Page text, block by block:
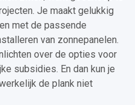
Je maakt gelukkig
met de passende
van zonnepanelen.
over de opties voor
subsidies. En dan kun je
de plank niet